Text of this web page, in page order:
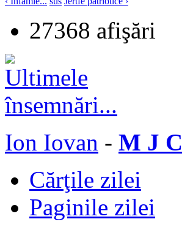
27368 afişări
Ion Iovan - M J C
Cărţile zilei
Paginile zilei